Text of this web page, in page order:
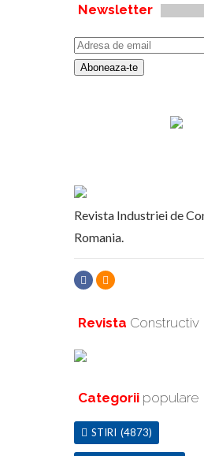
Newsletter
Revista Industriei de
Romania.
Revista Constructiv
Categorii populare
STIRI (4873)